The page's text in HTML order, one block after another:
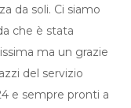
da soli. Ci siamo
che è stata
ma un grazie
del servizio
e sempre pronti a